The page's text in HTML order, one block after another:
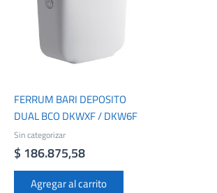
FERRUM BARI DEPOSITO
DUAL BCO DKWXF / DKW6F
Sin categorizar
$ 186.875,58
Agregar al carrito